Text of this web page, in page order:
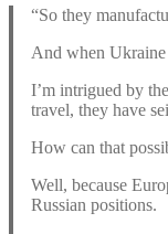
“So they
And when
I’m intrigued by
travel, they have
How can that
Well, because
Russian positions.